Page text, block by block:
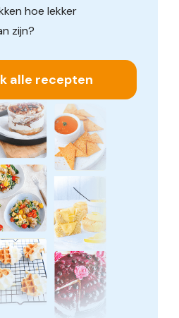
hoe lekker
zijn?
alle recepten